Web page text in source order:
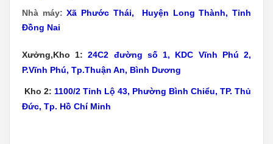
Nhà máy:Xã Phước Thái, Huyện Long Thành, Tỉnh
Đồng Nai
Xưởng,Kho 1: 24C2 đường số 1, KDC Vĩnh Phú 2,
P.Vĩnh Phú, Tp.Thuận An, Bình Dương
Kho 2: 1100/2 Tỉnh Lộ 43, Phường Bình Chiểu, TP. Thủ
Đức, Tp. Hồ Chí Minh